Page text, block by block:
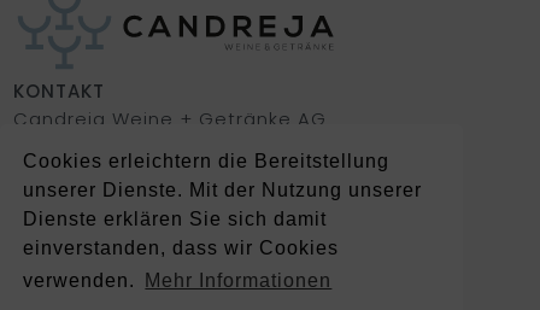
Cookies erleichtern die Bereitstellung
unserer Dienste. Mit der Nutzung unserer
Dienste erklären Sie sich damit
einverstanden, dass wir Cookies
verwenden.
Mehr Informationen
KONTAKT
Candreja Weine + Getränke AG
+41 81 920 08 08
getraenke@candreja.ch